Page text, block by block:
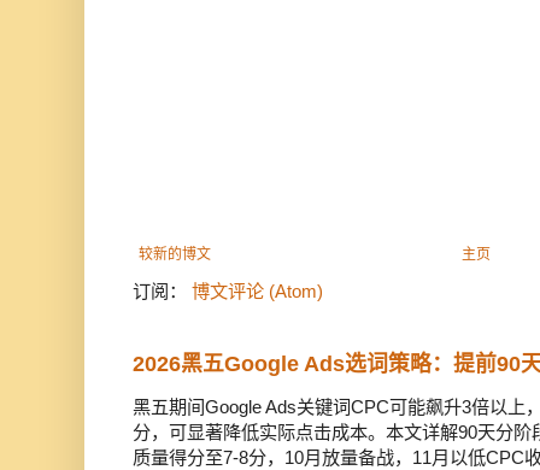
较新的博文 主页
订阅： 博文评论 (Atom)
2026黑五Google Ads选词策略：提前90
黑五期间Google Ads关键词CPC可能飙升3倍以上
分，可显著降低实际点击成本。本文详解90天分
质量得分至7-8分，10月放量备战，11月以低CPC